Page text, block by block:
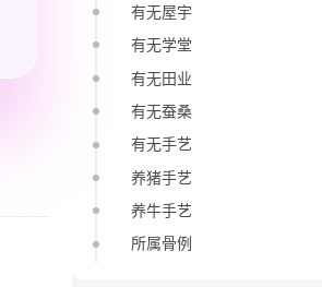
有无屋宇
有无学堂
有无田业
有无蚕桑
有无手艺
养猪手艺
养牛手艺
所属骨例